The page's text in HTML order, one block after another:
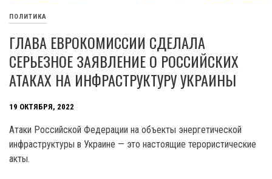
ПОЛИТИКА
ГЛАВА ЕВРОКОМИССИИ СДЕЛАЛА
СЕРЬЕЗНОЕ ЗАЯВЛЕНИЕ О РОССИЙСКИХ
АТАКАХ НА ИНФРАСТРУКТУРУ УКРАИНЫ
19 ОКТЯБРЯ, 2022
Атаки Российской Федерации на объекты энергетической
инфраструктуры в Украине — это настоящие терористические
акты.